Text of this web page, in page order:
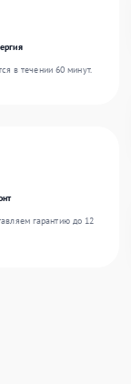
в течении 60 минут.
гарантию до 12